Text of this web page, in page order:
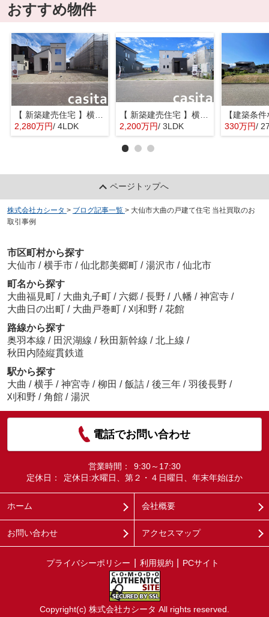
おすすめ物件
【 新築建売住宅 】横手市八幡字長者町No58 横手北小学校区のオール電化 4LDK
2,280万円/ 4LDK
【 新築建売住宅 】横手市八幡字長者町No50 横手北小学校区のオール電化 3LDK
2,200万円/ 3LDK 330万円/
ページトップへ
株式会社カシータ > ブログ記事一覧 > 大仙市大曲の戸建て住宅 当社買取のお
取引事例
市区町村から探す
大仙市 / 横手市 / 仙北郡美郷町 / 湯沢市 / 仙北市
町名から探す
大曲福見町 / 大曲丸子町 / 六郷 / 長野 / 八幡 / 神宮寺 /
大曲日の出町 / 大曲戸巻町 / 刈和野 / 花館
路線から探す
奥羽本線 / 田沢湖線 / 秋田新幹線 / 北上線 /
秋田内陸縦貫鉄道
駅から探す
大曲 / 横手 / 神宮寺 / 柳田 / 飯詰 / 後三年 / 羽後長野 /
刈和野 / 角館 / 湯沢
電話でお問い合わせ
営業時間：
9:30～17:30
定休日：
定休日:水曜日、第２・４日曜日、年末年始ほか
ホーム 会社概要
お問い合わせ アクセスマップ
プライバシーポリシー 利用規約 PCサイト
Copyright(c) 株式会社カシータ All rights reserved.